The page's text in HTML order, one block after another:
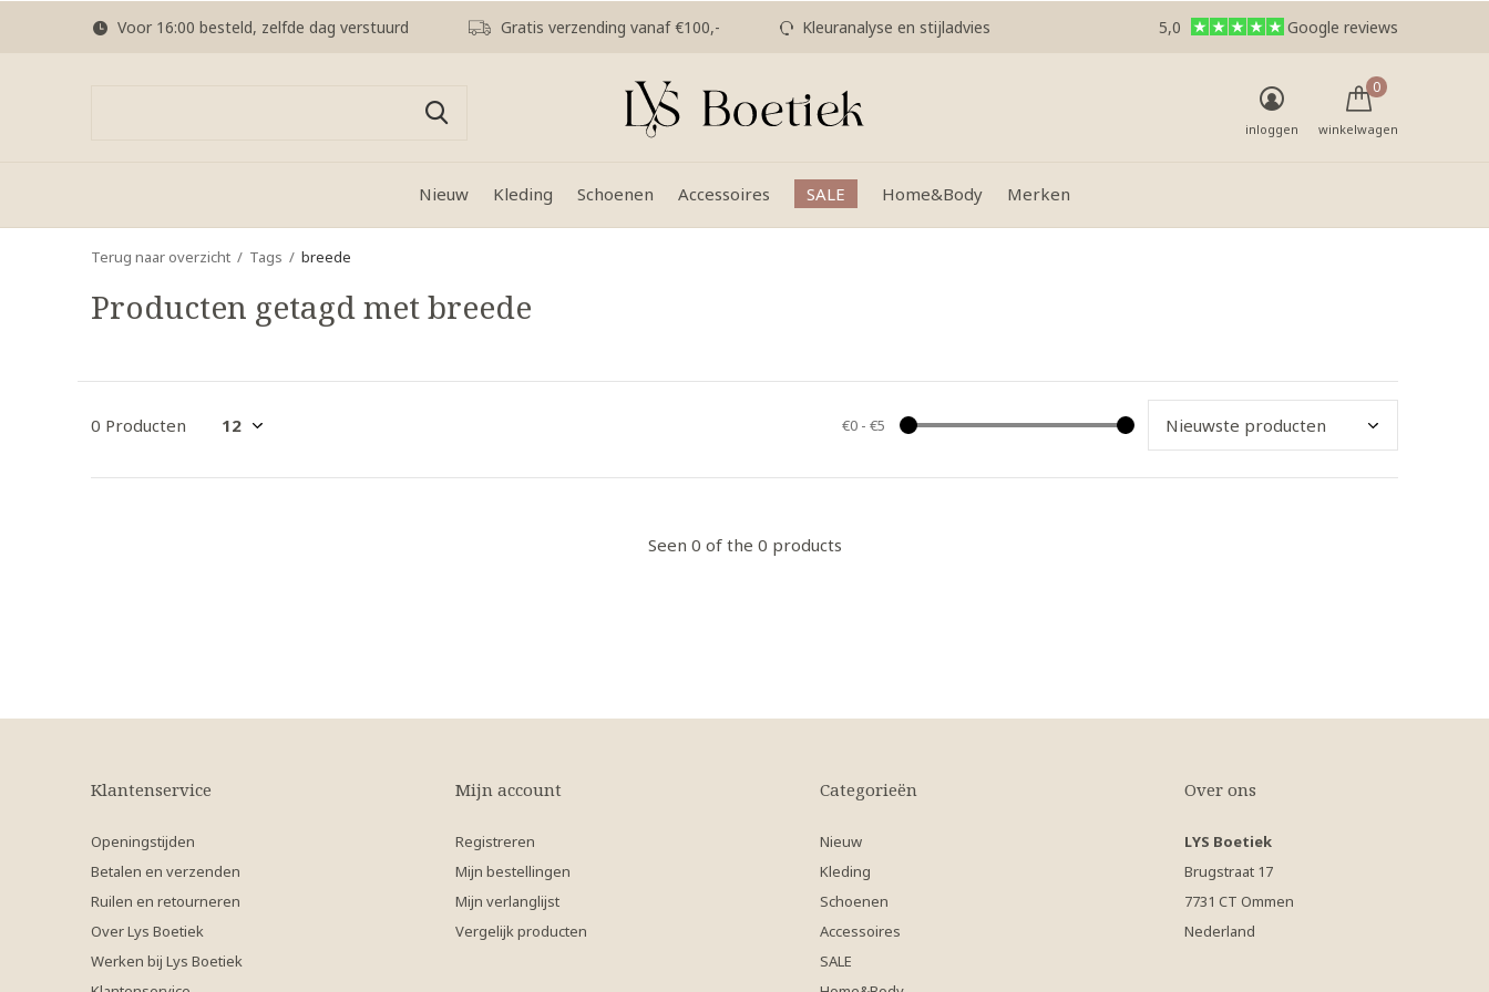
Nieuw Kleding Schoenen Accessoires SALE Home&Body Merken
inloggen winkelwagen
0
Voor 16:00 besteld, zelfde dag verstuurd Gratis verzending vanaf €100,- Kleuranalyse en stijladvies 5,0 Google reviews
Terug naar overzicht Tags breede
Producten getagd met breede
0 Producten €0- €5
Seen 0 of the 0 products
Klantenservice
Openingstijden
Betalen en verzenden
Ruilen en retourneren
Over Lys Boetiek
Werken bij Lys Boetiek
Mijn account
Registreren
Mijn bestellingen
Mijn verlanglijst
Vergelijk producten
Categorieën
Nieuw
Kleding
Schoenen
Accessoires
SALE
Over ons
LYS Boetiek
Brugstraat 17
7731 CT Ommen
Nederland